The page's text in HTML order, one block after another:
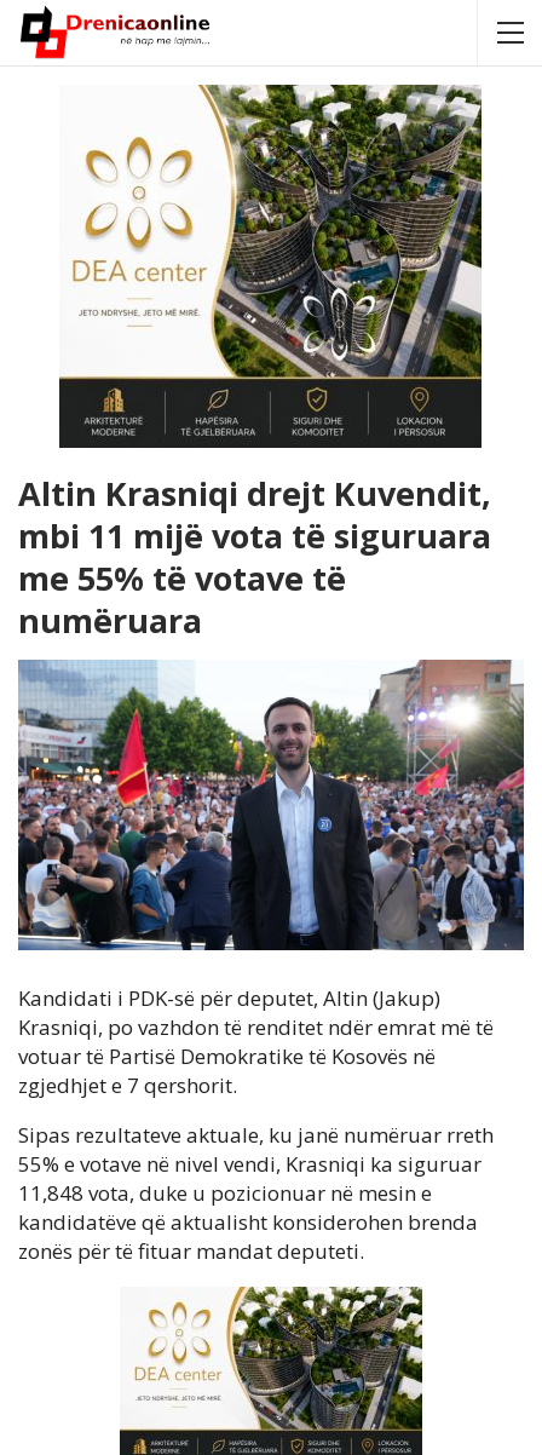
Altin Krasniqi drejt Kuvendit,
mbi 11 mijë vota të siguruara
me 55% të votave të
numëruara
Kandidati i PDK-së për deputet, Altin (Jakup)
Krasniqi, po vazhdon të renditet ndër emrat më të
votuar të Partisë Demokratike të Kosovës në
zgjedhjet e 7 qershorit.
Sipas rezultateve aktuale, ku janë numëruar rreth
55% e votave në nivel vendi, Krasniqi ka siguruar
11,848 vota, duke u pozicionuar në mesin e
kandidatëve që aktualisht konsiderohen brenda
zonës për të fituar mandat deputeti.